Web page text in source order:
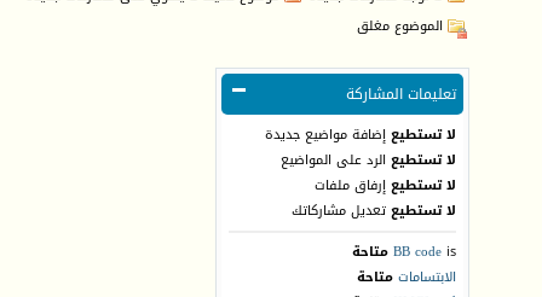
الموضوع مغلق
تعليمات المشاركة
لا تستطيعإضافة مواضيع جديدة
لا تستطيع الرد على المواضيع
لا تستطيعإرفاق ملفات
لا تستطيعتعديل مشاركاتك
BB code is
متاحة
الابتساماتمتاحة